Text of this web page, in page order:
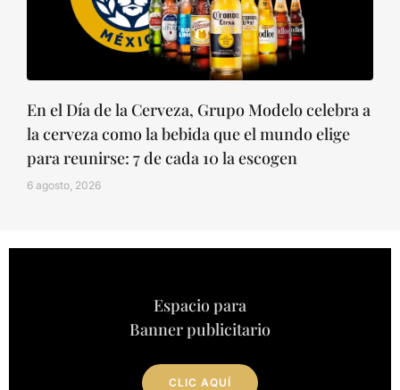
En el Día de la Cerveza, Grupo Modelo celebra a
la cerveza como la bebida que el mundo elige
para reunirse: 7 de cada 10 la escogen
6 agosto, 2026
Espacio para
Banner publicitario
CLIC AQUÍ